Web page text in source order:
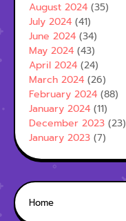
August 2024 (35)
July 2024 (41)
June 2024 (34)
May 2024 (43)
April 2024 (24)
March 2024 (26)
February 2024 (88)
January 2024 (11)
December 2023 (23)
January 2023 (7)
Home